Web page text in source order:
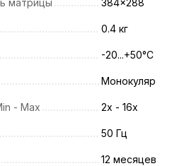
матрицы 384x288
0.4 кг
-20...+50°C
Монокуляр
- Max 2x - 16x
50 Гц
12 месяцев